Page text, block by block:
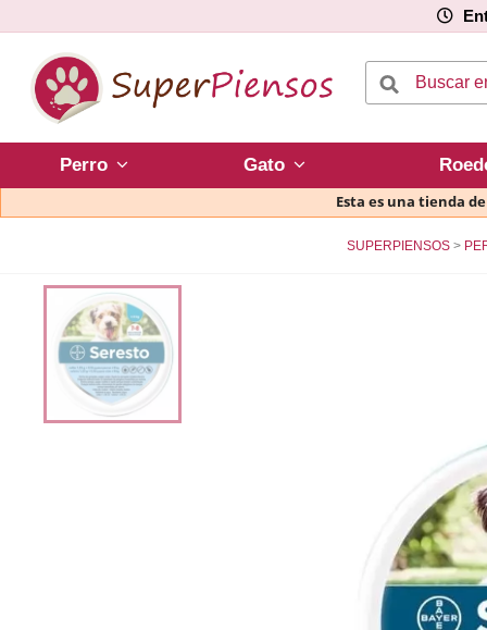
Perro Gato
Esta es una tienda
SUPERPIENSOS